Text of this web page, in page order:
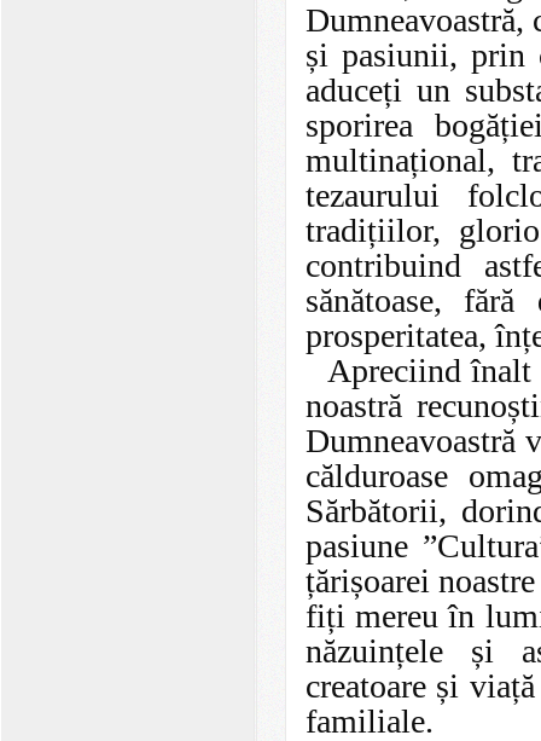
Dumneavoastră,
și pasiunii, prin
aduceți un
sporirea
multinațional,
tezaurului
tradițiilor,
contribuind
sănătoase,
prosperitatea,
Apreciind înalt
noastră
Dumneavoastră
călduroase
Sărbătorii,
pasiune
țărișoarei
fiți mereu în
năzuințele și
creatoare și
familiale.